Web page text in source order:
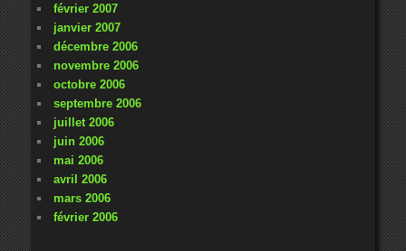
février 2007
janvier 2007
décembre 2006
novembre 2006
octobre 2006
septembre 2006
juillet 2006
juin 2006
mai 2006
avril 2006
mars 2006
février 2006